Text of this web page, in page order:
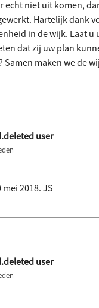
echt niet uit komen,
Hartelijk dank
in de wijk. Laat u
dat zij uw plan
Samen maken we de
user
2018. JS
user